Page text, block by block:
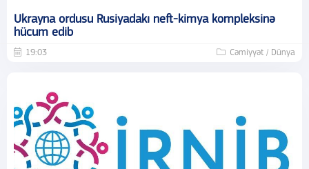
Ukrayna ordusu Rusiyadakı neft-kimya kompleksinə
hücum edib
19:03 Cəmiyyət / Dünya